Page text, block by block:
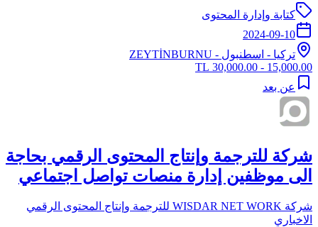
كتابة وإدارة المحتوى
2024-09-10
تركيا - اسطنبول - ZEYTİNBURNU
15,000.00 - 30,000.00 TL
عن بعد
شركة للترجمة وإنتاج المحتوى الرقمي بحاجة
الى موظفين إدارة منصات تواصل اجتماعي
شركة WISDAR NET WORK للترجمة وإنتاج المحتوى الرقمي
الاخباري